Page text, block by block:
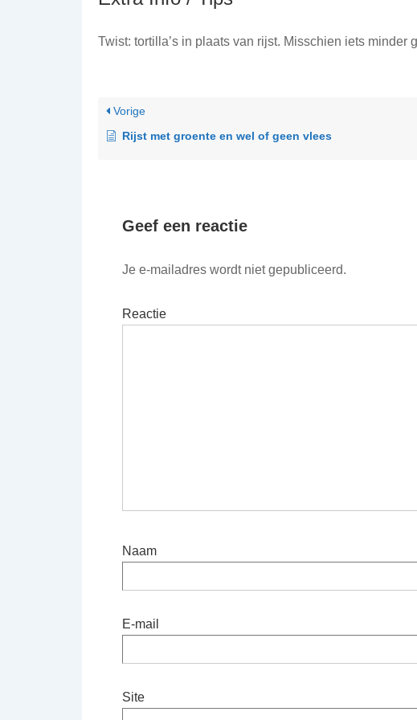
Twist: tortilla’s in plaats van rijst. Misschien iets
Vorige
Rijst met groente en wel of geen vlees
Geef een reactie
Je e-mailadres wordt niet gepubliceerd.
Reactie
Naam
E-mail
Site